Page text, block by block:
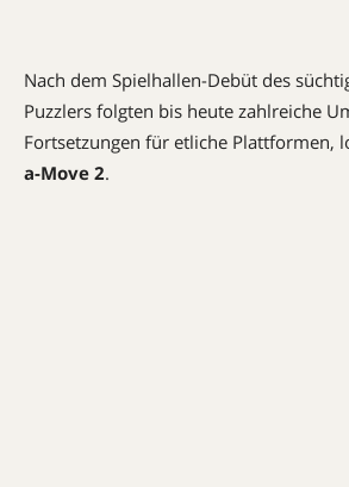
Nach dem Spielhallen-Debüt des
Puzzlers folgten bis heute zahlreiche
Fortsetzungen für etliche Plattformen,
a-Move 2.